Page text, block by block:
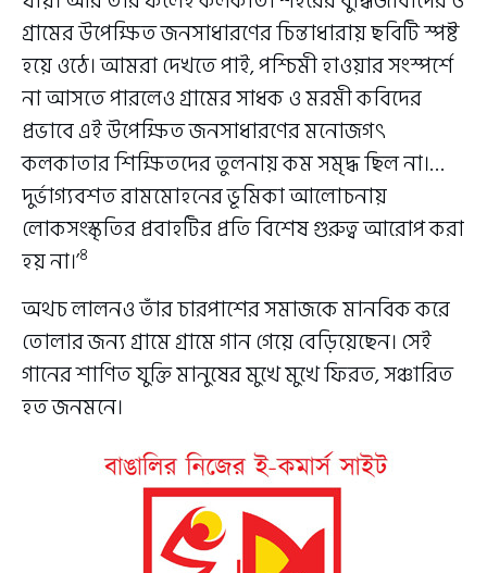
গ্রামের উপেক্ষিত জনসাধারণের চিন্তাধারায় ছবিটি স্পষ্ট
হয়ে ওঠে। আমরা দেখতে পাই, পশ্চিমী হাওয়ার সংস্পর্শে
না আসতে পারলেও গ্রামের সাধক ও মরমী কবিদের
প্রভাবে এই উপেক্ষিত জনসাধারণের মনোজগৎ
কলকাতার শিক্ষিতদের তুলনায় কম সমৃদ্ধ ছিল না।…
দুর্ভাগ্যবশত রামমোহনের ভূমিকা আলোচনায়
লোকসংস্কৃতির প্রবাহটির প্রতি বিশেষ গুরুত্ব আরোপ করা
হয় না।’৪
অথচ লালনও তাঁর চারপাশের সমাজকে মানবিক করে
তোলার জন্য গ্রামে গ্রামে গান গেয়ে বেড়িয়েছেন। সেই
গানের শাণিত যুক্তি মানুষের মুখে মুখে ফিরত, সঞ্চারিত
হত জনমনে।